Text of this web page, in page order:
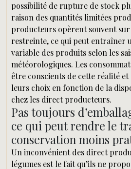
possibilité de rupture de stock
raison des quantités limitées
producteurs opèrent souvent
restreinte, ce qui peut entraîner
variable des produits selon les
météorologiques. Les
être conscients de cette réalité
leurs choix en fonction de la
chez les direct producteurs.
Pas toujours
ce qui peut rendre le
conservation moins
Un inconvénient des direct
légumes est le fait qu’ils ne